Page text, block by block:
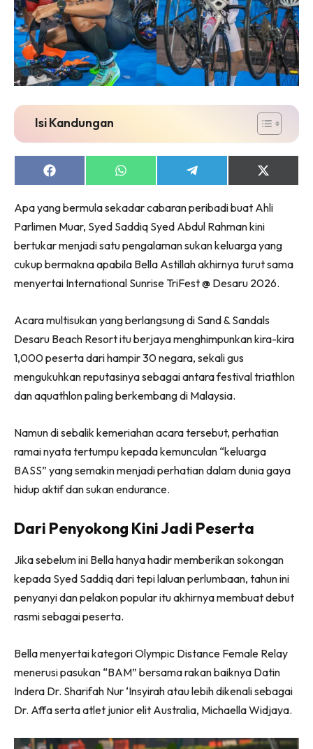
Isi Kandungan
Share
on
Share
on
Share
on
Share
on
(Twitter)
Apa yang bermula sekadar cabaran peribadi buat Ahli
Parlimen Muar, Syed Saddiq Syed Abdul Rahman kini
bertukar menjadi satu pengalaman sukan keluarga yang
cukup bermakna apabila Bella Astillah akhirnya turut sama
menyertai International Sunrise TriFest @ Desaru 2026.
Acara multisukan yang berlangsung di Sand & Sandals
Desaru Beach Resort itu berjaya menghimpunkan kira-kira
1,000 peserta dari hampir 30 negara, sekali gus
mengukuhkan reputasinya sebagai antara festival triathlon
dan aquathlon paling berkembang di Malaysia.
Namun di sebalik kemeriahan acara tersebut, perhatian
ramai nyata tertumpu kepada kemunculan “keluarga
BASS” yang semakin menjadi perhatian dalam dunia gaya
hidup aktif dan sukan endurance.
Dari Penyokong Kini Jadi Peserta
Jika sebelum ini Bella hanya hadir memberikan sokongan
kepada Syed Saddiq dari tepi laluan perlumbaan, tahun ini
penyanyi dan pelakon popular itu akhirnya membuat debut
rasmi sebagai peserta.
Bella menyertai kategori Olympic Distance Female Relay
menerusi pasukan “BAM” bersama rakan baiknya Datin
Indera Dr. Sharifah Nur ‘Insyirah atau lebih dikenali sebagai
Dr. Affa serta atlet junior elit Australia, Michaella Widjaya.